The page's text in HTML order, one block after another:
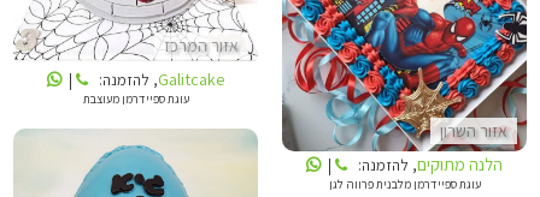
אזור המרכז
Galitcake, להזמנה: |
עוגת ספיידרמן מעוצבת
אזור השרון
הלנה מתוקים, להזמנה: |
עוגת ספיידרמן מלבנית פרווה לגן